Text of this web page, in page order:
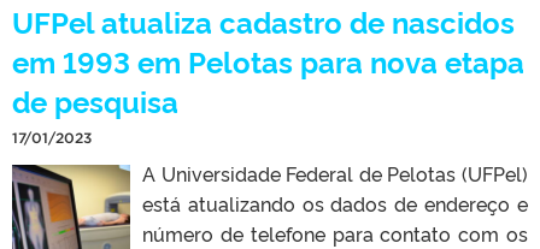
UFPel atualiza cadastro de nascidos
em 1993 em Pelotas para nova etapa
de pesquisa
17/01/2023
A Universidade Federal de Pelotas (UFPel)
está atualizando os dados de endereço e
número de telefone para contato com os